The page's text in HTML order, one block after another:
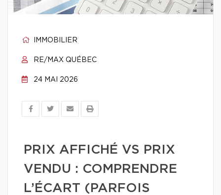
IMMOBILIER
RE/MAX QUÉBEC
24 MAI 2026
PRIX AFFICHÉ VS PRIX
VENDU : COMPRENDRE
L’ÉCART (PARFOIS